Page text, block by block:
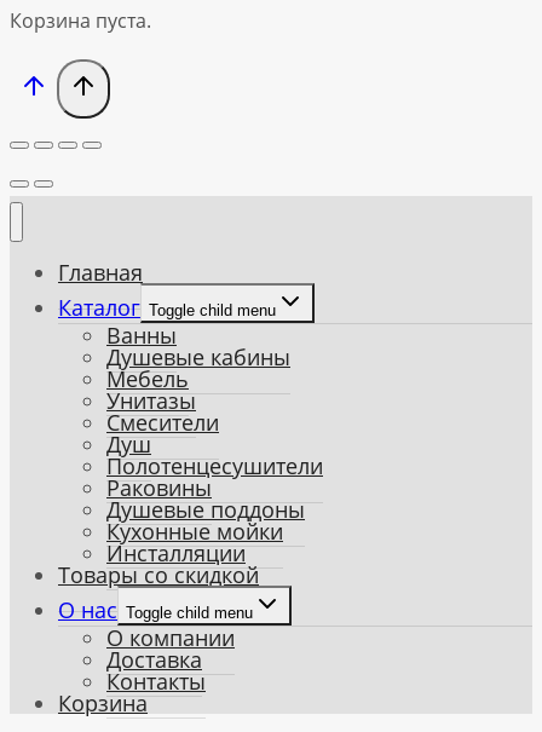
Корзина пуста.
Главная
Каталог Toggle child menu
Ванны
Душевые кабины
Мебель
Унитазы
Смесители
Душ
Полотенцесушители
Раковины
Душевые поддоны
Кухонные мойки
Инсталляции
Товары со скидкой
О нас Toggle child menu
О компании
Доставка
Контакты
Корзина